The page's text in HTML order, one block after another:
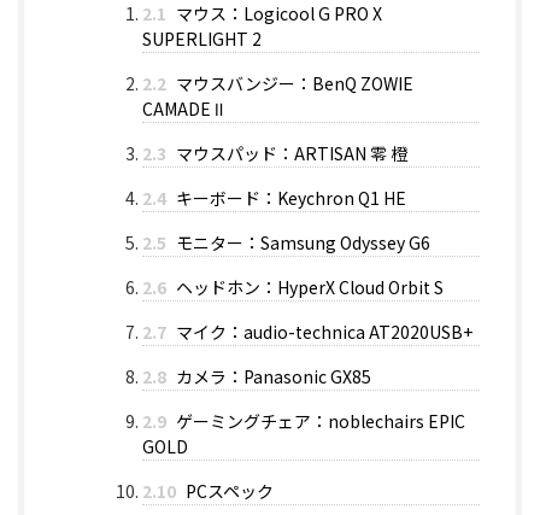
2.1 マウス：Logicool G PRO X
SUPERLIGHT 2
2.2 マウスバンジー：BenQ ZOWIE
CAMADE Ⅱ
2.3 マウスパッド：ARTISAN 零 橙
2.4 キーボード：Keychron Q1 HE
2.5 モニター：Samsung Odyssey G6
2.6 ヘッドホン：HyperX Cloud Orbit S
2.7 マイク：audio-technica AT2020USB+
2.8 カメラ：Panasonic GX85
2.9 ゲーミングチェア：noblechairs EPIC
GOLD
2.10 PCスペック